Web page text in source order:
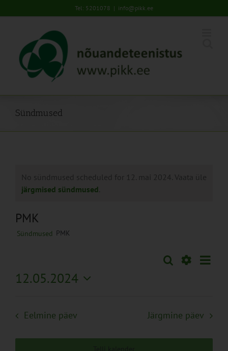
to
Tel: 5201078 | info@pikk.ee
Sündmused
No sündmused scheduled for 12. mai 2024. Vaata üle
järgmised sündmused
PMK
Sündmused PMK
Sündmused
Navigation
Otsi Päev
12.05.2024
Eelmine päev Järgmine päev